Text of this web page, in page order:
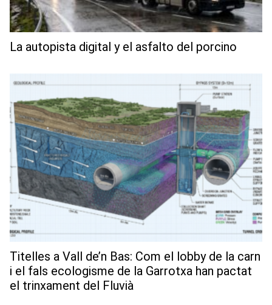
La autopista digital y el asfalto del porcino
Titelles a Vall de’n Bas: Com el lobby de la carn
i el fals ecologisme de la Garrotxa han pactat
el trinxament del Fluvià